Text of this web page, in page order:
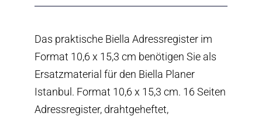
Das praktische Biella Adressregister im
Format 10,6 x 15,3 cm benötigen Sie als
Ersatzmaterial für den Biella Planer
Istanbul. Format 10,6 x 15,3 cm. 16 Seiten
Adressregister, drahtgeheftet,